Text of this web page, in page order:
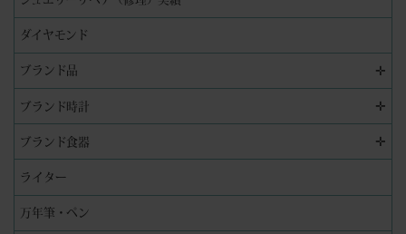
ダイヤモンド
ブランド品 ✛
ブランド時計 ✛
ブランド食器 ✛
ライター
万年筆・ペン